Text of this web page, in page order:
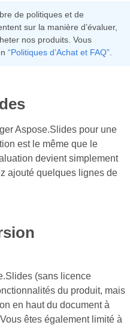
de politiques et de
sur la manière d’évaluer,
nos produits. Vous
“Politiques d’Achat et FAQ”
Aspose.Slides pour une
est le même que le
devient simplement
ajouté quelques lignes de
(sans licence
du produit, mais
en haut du document à
êtes également limité à